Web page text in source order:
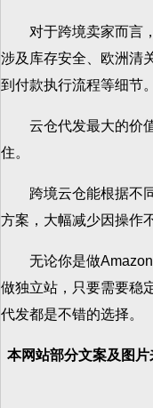
对于跨境卖家而言，
涉及库存安全、欧洲清
到付款执行流程等细节。
云仓代发最大的价
住。
跨境云仓能根据不同
方案，大幅减少因操作
无论你是做Amazon
做独立站，只要需要稳
代发都是不错的选择。
本网站部分文案及图